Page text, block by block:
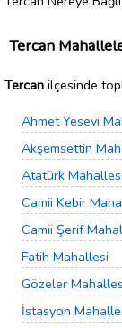
Tercan
Tercan ilçesinde
Ahmet Yesevi
Akşemsettin
Atatürk
Camii Kebir
Camii Şerif
Fatih Mahallesi
Gözeler
İstasyon